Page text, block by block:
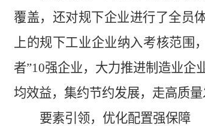
覆盖，还对规下企业进行了全员
上的规下工业企业纳入考核范围
者”10强企业，大力推进制造业企
均效益，集约节约发展，走高质量
要素引领，优化配置强保障